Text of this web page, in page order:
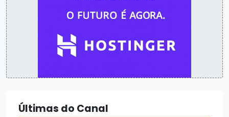
Últimas do Canal